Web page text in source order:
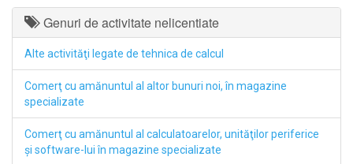
Genuri de activitate nelicentiate
Alte activităţi legate de tehnica de calcul
Comerţ cu amănuntul al altor bunuri noi, în magazine
specializate
Comerţ cu amănuntul al calculatoarelor, unităţilor periferice
şi software-lui în magazine specializate